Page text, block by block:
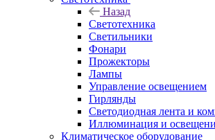
Назад
Светотехника
Светильники
Фонари
Прожекторы
Лампы
Управление освещением
Гирлянды
Светодиодная лента и
Иллюминация и
Климатическое оборудование